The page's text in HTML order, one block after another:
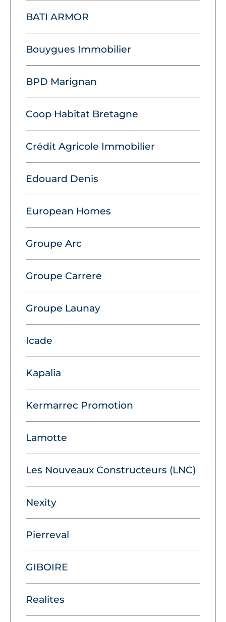
BATI ARMOR
Bouygues Immobilier
BPD Marignan
Coop Habitat Bretagne
Crédit Agricole Immobilier
Edouard Denis
European Homes
Groupe Arc
Groupe Carrere
Groupe Launay
Icade
Kapalia
Kermarrec Promotion
Lamotte
Les Nouveaux Constructeurs (LNC)
Nexity
Pierreval
GIBOIRE
Realites